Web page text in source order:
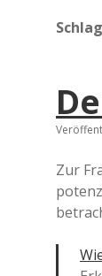
Zur